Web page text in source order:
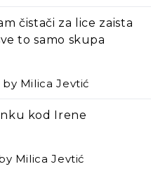
čistači za lice zaista
to samo skupa
by Milica Jevtić
kod Irene
Milica Jevtić